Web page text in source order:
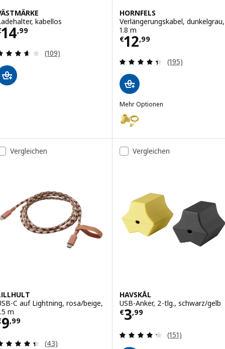
kabellos
14,99€ 14,99
Überprüfung: 3.6 aus 5 sterne. Bewertungen
(109)
HORNFELS
Verlängerungskabel, dunkelgrau,
1.8 m
€12,99
Preis € 12,99
Überprüfung:
(195)
Mehr Optionen
HORNFELS
Option: HORNFELS,
Vergleichen
C auf Lightning, rosa/beige,
m
9,99 € 9,99
Überprüfung: 4.4 aus 5 sterne. Bewertungen
(43)
Vergleichen
HAVSKÅL
USB-Anker, 2-tlg., schwarz/gelb
€3,99
Preis € 3,99
Überprüfung:
(151)